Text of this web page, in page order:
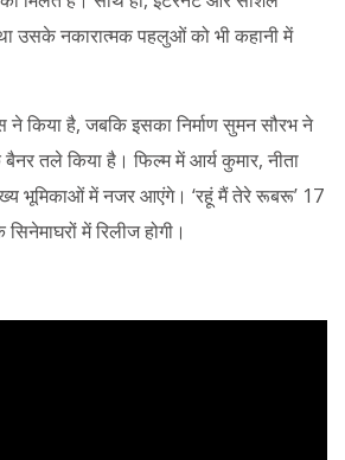
उसके नकारात्मक पहलुओं को भी कहानी में
ने किया है, जबकि इसका निर्माण सुमन सौरभ ने
तले किया है। फिल्म में आर्य कुमार, नीता
भूमिकाओं में नजर आएंगे। ‘रहूं मैं तेरे रूबरू’ 17
में रिलीज होगी।